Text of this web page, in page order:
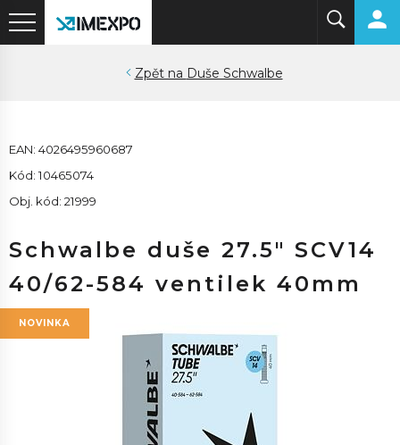
Duše Schwalbe
EAN: 4026495960687
Kód: 10465074
Obj. kód: 21999
Schwalbe duše 27.5" SCV14
40/62-584 ventilek 40mm
NOVINKA